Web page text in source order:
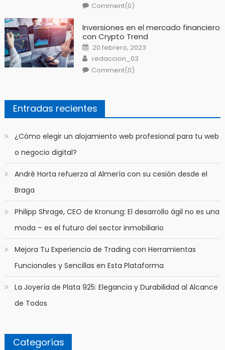
Comment(0)
Inversiones en el mercado financiero
con Crypto Trend
Posted
on
20 febrero, 2023
Author
redaccion_03
Comment(0)
Entradas recientes
​¿Cómo elegir un alojamiento web profesional para tu web
o negocio digital?
André Horta refuerza al Almería con su cesión desde el
Braga
Philipp Shrage, CEO de Kronung: El desarrollo ágil no es una
moda – es el futuro del sector inmobiliario
Mejora Tu Experiencia de Trading con Herramientas
Funcionales y Sencillas en Esta Plataforma
La Joyería de Plata 925: Elegancia y Durabilidad al Alcance
de Todos
Categorías